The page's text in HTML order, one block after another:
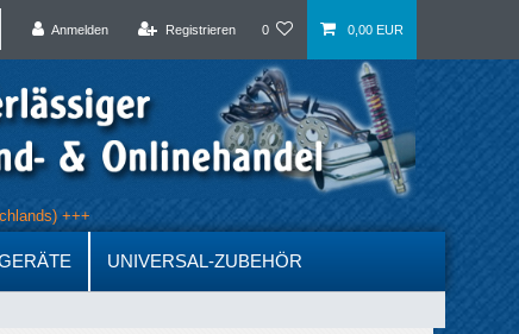
Anmelden Registrieren 0 0,00 EUR
+++
UNIVERSAL-ZUBEHÖR